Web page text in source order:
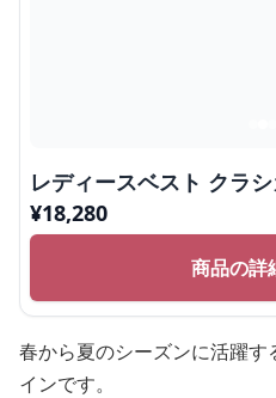
レディースベスト クラ
¥18,280
商品の詳
春から夏のシーズンに活躍
インです。